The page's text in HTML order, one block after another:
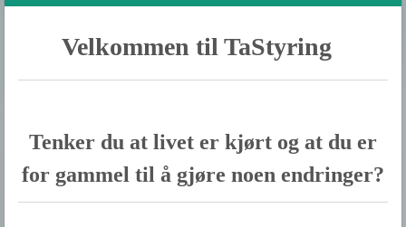
Velkommen til TaStyring
Tenker du at livet er kjørt og at du er
for gammel til å gjøre noen endringer?